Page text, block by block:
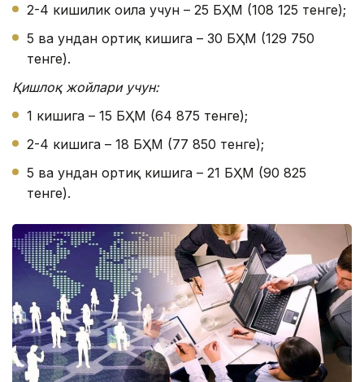
2-4 кишилик оила учун – 25 БҲМ (108 125 тенге);
5 ва ундан ортиқ кишига – 30 БҲМ (129 750
тенге).
Қишлоқ жойлари учун:
1 кишига – 15 БҲМ (64 875 тенге);
2-4 кишига – 18 БҲМ (77 850 тенге);
5 ва ундан ортиқ кишига – 21 БҲМ (90 825
тенге).